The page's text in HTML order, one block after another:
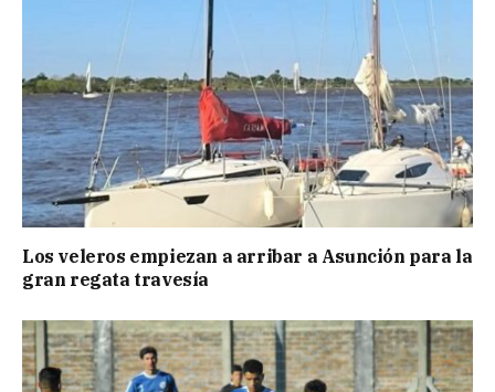
Los veleros empiezan a arribar a Asunción para la
gran regata travesía